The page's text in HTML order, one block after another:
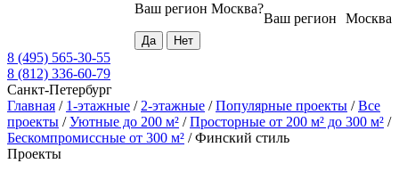
Москва
Ваш регион
Ваш регион Москва?
8 (495) 565-30-55
8 (812) 336-60-79
Санкт-Петербург
Главная / 1-этажные / 2-этажные /Популярные проекты /Все
проекты /Уютные до 200 м² /Просторные от 200 м² до 300 м² /
Бескомпромиссные от 300 м² /Финский стиль
Проекты